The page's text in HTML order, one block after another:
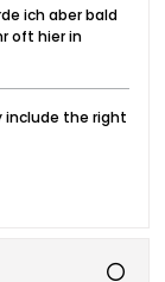
ich aber bald
oft hier in
the right